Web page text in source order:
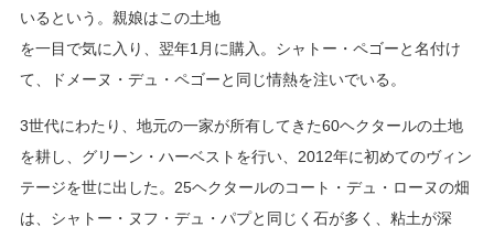
いるという。親娘はこの土地
を一目で気に入り、翌年1月に購入。シャトー・ペゴーと名付け
て、ドメーヌ・デュ・ペゴーと同じ情熱を注いでいる。
3世代にわたり、地元の一家が所有してきた60ヘクタールの土地
を耕し、グリーン・ハーベストを行い、2012年に初めてのヴィン
テージを世に出した。25ヘクタールのコート・デュ・ローヌの畑
は、シャトー・ヌフ・デュ・パプと同じく石が多く、粘土が深